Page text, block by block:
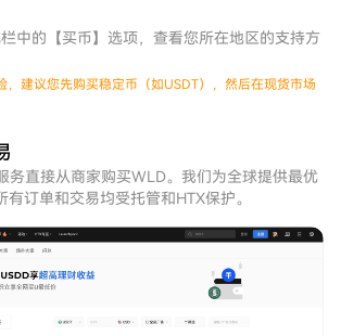
中的【买币】选项，查看您所在地区的支持方
，建议您先购买稳定币（如USDT），然后在现货市场
务直接从商家购买WLD。我们为全球提供最优
有订单和交易均受托管和HTX保护。